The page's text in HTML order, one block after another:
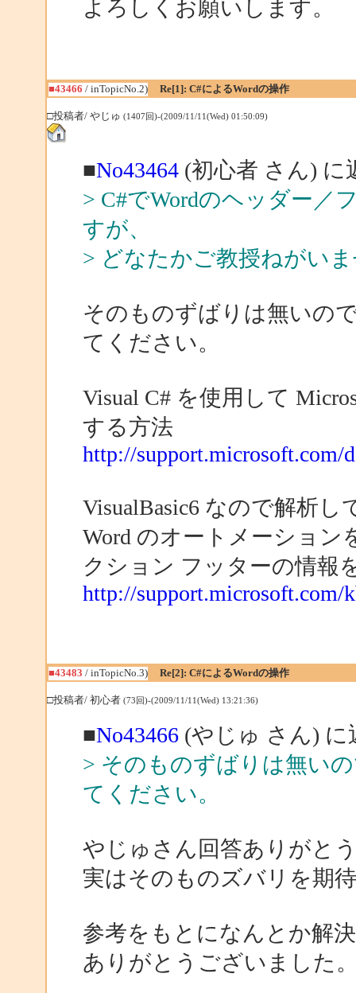
よろしくお願いします。
■43466 / inTopicNo.2) Re[1]: C#によるWordの操作
□投稿者/ やじゅ (1407回)-(2009/11/11(Wed) 01:50:09)
■No43464(初心者 さん) に
> C#でWordのヘッダー／
すが、
> どなたかご教授ねがい
そのものずばりは無いの
てください。
Visual C# を使用して
する方法
http://support.microsoft.com/
VisualBasic6 なので解析
Word のオートメーショ
クション フッターの情報
http://support.microsoft.com/
■43483 / inTopicNo.3) Re[2]: C#によるWordの操作
□投稿者/ 初心者 (73回)-(2009/11/11(Wed) 13:21:36)
■No43466(やじゅ さん) に
> そのものずばりは無い
てください。
やじゅさん回答ありがと
実はそのものズバリを期
参考をもとになんとか解
ありがとうございました